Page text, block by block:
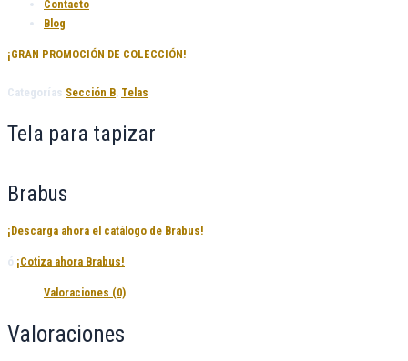
Contacto
Blog
¡GRAN PROMOCIÓN DE COLECCIÓN!
Categorías Sección B, Telas
Tela para tapizar
Brabus
¡Descarga ahora el catálogo de Brabus!
ó ¡Cotiza ahora Brabus!
Valoraciones (0)
Valoraciones